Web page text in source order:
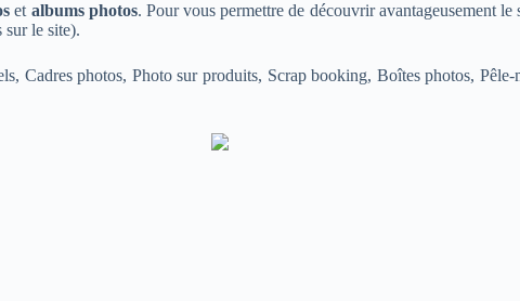
et albums photos. Pour vous permettre de découvrir avantageusement le
le site).
Cadres photos, Photo sur produits, Scrap booking, Boîtes photos,